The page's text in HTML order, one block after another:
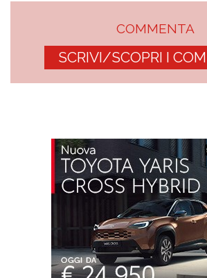
COMMENTA
SCRIVI/SCOPRI I